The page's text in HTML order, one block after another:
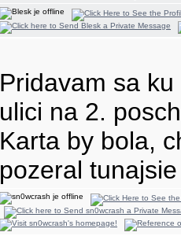
Pridavam sa
ulici na 2.
Karta by bola,
pozeral